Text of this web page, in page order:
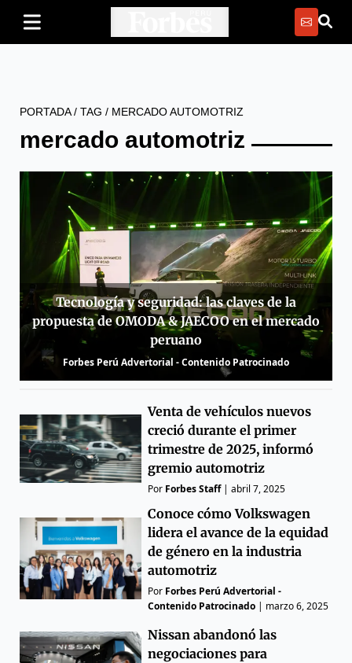
PORTADA/ TAG / MERCADO AUTOMOTRIZ
mercado automotriz
Tecnología y seguridad: las claves de la
propuesta de OMODA & JAECOO en el mercado
peruano
Forbes Perú Advertorial - Contenido Patrocinado
Venta de vehículos nuevos
creció durante el primer
trimestre de 2025, informó
gremio automotriz
Por Forbes Staff|abril 7, 2025
Conoce cómo Volkswagen
lidera el avance de la equidad
de género en la industria
automotriz
Por Forbes Perú Advertorial -
Contenido Patrocinado | marzo 6, 2025
Nissan abandonó las
negociaciones para